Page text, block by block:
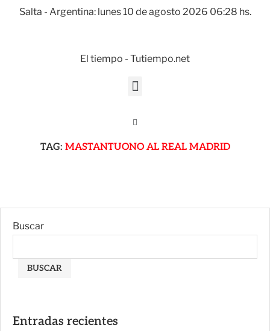
Salta - Argentina: lunes 10 de agosto 2026 06:28 hs.
El tiempo - Tutiempo.net
TAG: MASTANTUONO AL REAL MADRID
Buscar
BUSCAR
Entradas recientes